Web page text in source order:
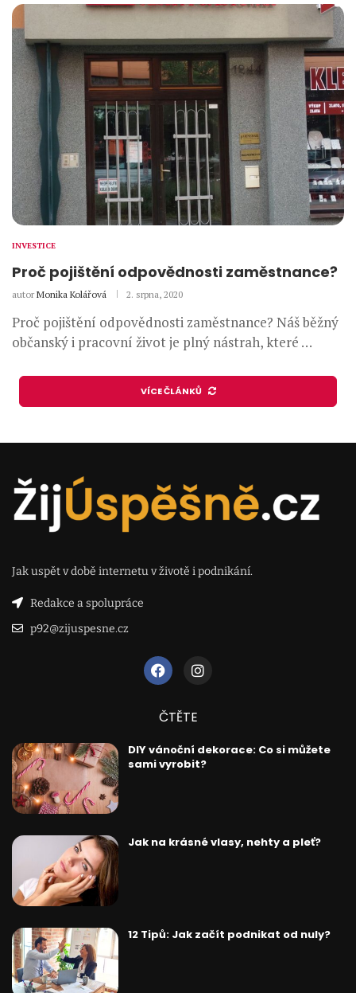
INVESTICE
Proč pojištění odpovědnosti zaměstnance?
autor Monika Kolářová 2. srpna, 2020
Proč pojištění odpovědnosti zaměstnance? Náš běžný
občanský i pracovní život je plný nástrah, které …
VÍCE ČLÁNKŮ
Jak uspět v době internetu v životě i podnikání.
Redakce a spolupráce
p92@zijuspesne.cz
ČTĚTE
DIY vánoční dekorace: Co si můžete
sami vyrobit?
Jak na krásné vlasy, nehty a pleť?
12 Tipů: Jak začít podnikat od nuly?